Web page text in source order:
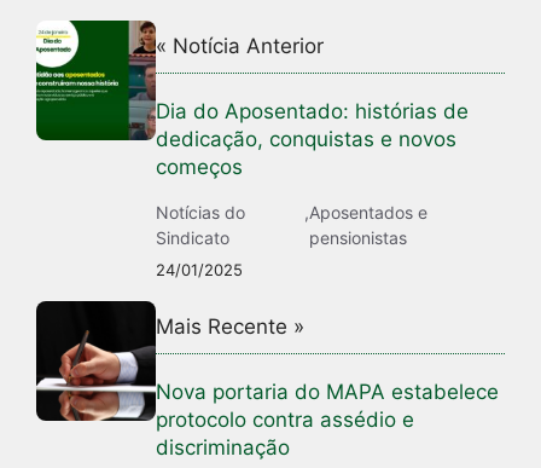
« Notícia Anterior
Dia do Aposentado: histórias de
dedicação, conquistas e novos
começos
Notícias do
Sindicato
,Aposentados e
pensionistas
24/01/2025
Mais Recente »
Nova portaria do MAPA estabelece
protocolo contra assédio e
discriminação